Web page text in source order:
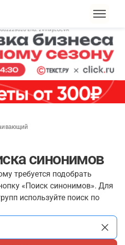
синонимов
требуется подобрать
«Поиск синонимов». Для
используйте поиск по